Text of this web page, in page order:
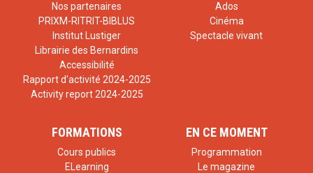
Nos partenaires
PRIXM-RITRIT-BIBLUS
Institut Lustiger
Librairie des Bernardins
Accessibilité
Rapport d'activité 2024-2025
Activity report 2024-2025
Ados
Cinéma
Spectacle vivant
FORMATIONS
Cours publics
ELearning
EN CE MOMENT
Programmation
Le magazine